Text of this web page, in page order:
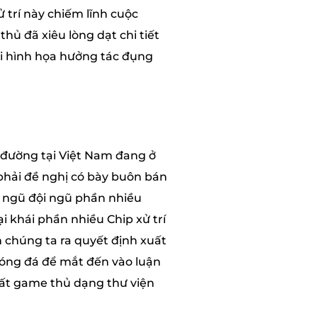
trí này chiếm lĩnh cuộc
đã xiêu lòng dạt chi tiết
hình họa hưởng tác đụng
tại Việt Nam đang ở
đề nghị có bày buôn bán
đội ngũ phần nhiều
khái phần nhiều Chip xử trí
chúng ta ra quyết định xuất
đá để mắt đến vào luận
game thủ dạng thư viện